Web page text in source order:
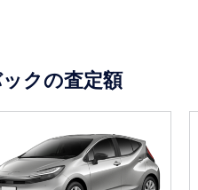
クの査定額